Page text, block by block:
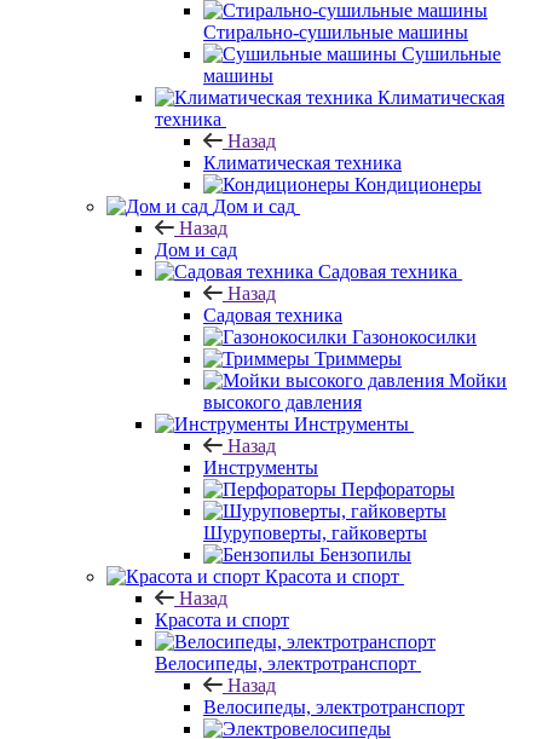
Стирально-сушильные машины
Сушильные
машины
Климатическая
техника
Назад
Климатическая техника
Кондиционеры
Дом и сад
Назад
Дом и сад
Садовая техника
Назад
Садовая техника
Газонокосилки
Триммеры
Мойки
высокого давления
Инструменты
Назад
Инструменты
Перфораторы
Шуруповерты, гайковерты
Бензопилы
Красота и спорт
Назад
Красота и спорт
Велосипеды, электротранспорт
Назад
Велосипеды, электротранспорт